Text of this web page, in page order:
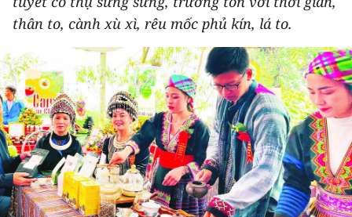
THẾ GIỚI
THỂ THAO
GIÁO DỤC
Y TẾ
thân to, cành xù xì, rêu mốc phủ kín, lá to.